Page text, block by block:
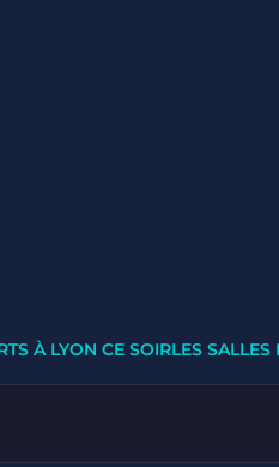
À LYON CE SOIRLES SALLES